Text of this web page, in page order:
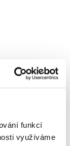
funkcí
využíváme
vzniku
zvířetem